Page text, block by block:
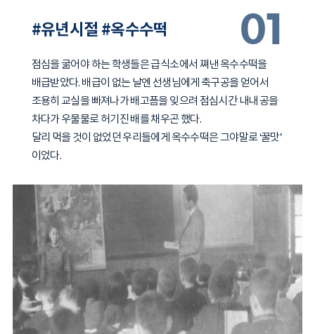
01
#유년시절 #옥수수떡
점심을 굶어야 하는 학생들은 급식소에서 쪄낸 옥수수떡을
배급받았다. 배급이 없는 날엔 선생님에게 축구공을 얻어서
조용히 교실을 빠져나가 배고픔을 잊으려 점심시간 내내 공을
차다가 우물물로 허기진 배를 채우곤 했다.
달리 먹을 것이 없었던 우리들에게 옥수수떡은 그야말로 ‘꿀맛’
이었다.